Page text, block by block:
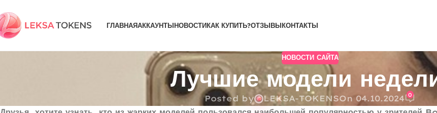
ГЛАВНАЯАККАУНТЫНОВОСТИКАК КУПИТЬ?ОТЗЫВЫКОНТАКТЫ
НОВОСТИ САЙТА
Лучшие модели
Posted by LEKSA-TOKENSOn 04.10.2024 0